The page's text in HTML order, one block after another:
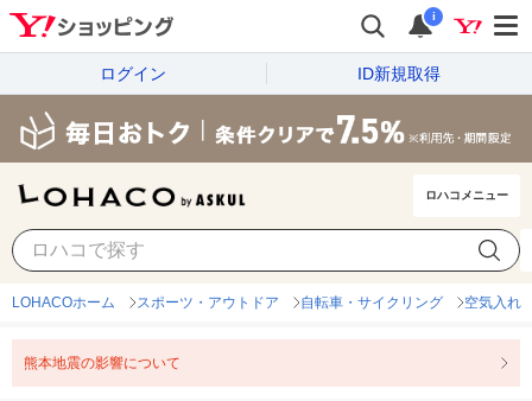
i
ログイン ID新規取得
ロハコメニュー
LOHACOホーム スポーツ・アウトドア 自転車・サイクリング 空気入れ
熊本地震の影響について